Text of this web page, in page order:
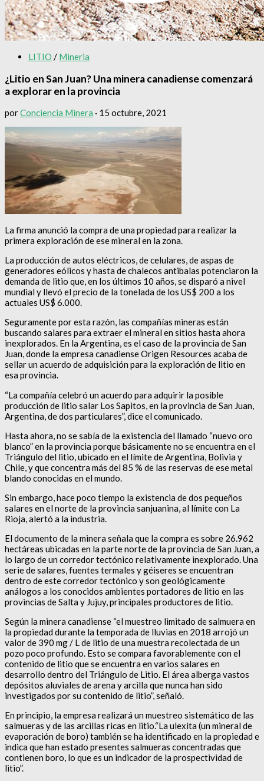
LITIO / Mineria
¿Litio en San Juan? Una minera canadiense comenzará
a explorar en la provincia
porConciencia Minera · 15 octubre, 2021
La firma anunció la compra de una propiedad para realizar la
primera exploración de ese mineral en la zona.
La producción de autos eléctricos, de celulares, de aspas de
generadores eólicos y hasta de chalecos antibalas potenciaron la
demanda de litio que, en los últimos 10 años, se disparó a nivel
mundial y llevó el precio de la tonelada de los US$ 200 a los
actuales US$ 6.000.
Seguramente por esta razón, las compañías mineras están
buscando salares para extraer el mineral en sitios hasta ahora
inexplorados. En la Argentina, es el caso de la provincia de San
Juan, donde la empresa canadiense Origen Resources acaba de
sellar un acuerdo de adquisición para la exploración de litio en
esa provincia.
“La compañía celebró un acuerdo para adquirir la posible
producción de litio salar Los Sapitos, en la provincia de San Juan,
Argentina, de dos particulares”, dice el comunicado.
Hasta ahora, no se sabía de la existencia del llamado “nuevo oro
blanco” en la provincia porque básicamente no se encuentra en el
Triángulo del litio, ubicado en el límite de Argentina, Bolivia y
Chile, y que concentra más del 85 % de las reservas de ese metal
blando conocidas en el mundo.
Sin embargo, hace poco tiempo la existencia de dos pequeños
salares en el norte de la provincia sanjuanina, al límite con La
Rioja, alertó a la industria.
El documento de la minera señala que la compra es sobre 26.962
hectáreas ubicadas en la parte norte de la provincia de San Juan, a
lo largo de un corredor tectónico relativamente inexplorado. Una
serie de salares, fuentes termales y géiseres se encuentran
dentro de este corredor tectónico y son geológicamente
análogos a los conocidos ambientes portadores de litio en las
provincias de Salta y Jujuy, principales productores de litio.
Según la minera canadiense “el muestreo limitado de salmuera en
la propiedad durante la temporada de lluvias en 2018 arrojó un
valor de 390 mg / L de litio de una muestra recolectada de un
pozo poco profundo. Esto se compara favorablemente con el
contenido de litio que se encuentra en varios salares en
desarrollo dentro del Triángulo de Litio. El área alberga vastos
depósitos aluviales de arena y arcilla que nunca han sido
investigados por su contenido de litio”, señaló.
En principio, la empresa realizará un muestreo sistemático de las
salmueras y de las arcillas ricas en litio.“La ulexita (un mineral de
evaporación de boro) también se ha identificado en la propiedad e
indica que han estado presentes salmueras concentradas que
contienen boro, lo que es un indicador de la prospectividad de
litio”.